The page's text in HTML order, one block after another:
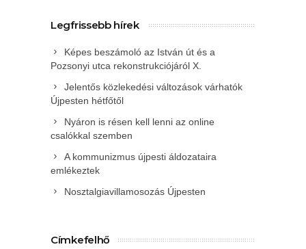
Legfrissebb hírek
Képes beszámoló az István út és a
Pozsonyi utca rekonstrukciójáról X.
Jelentős közlekedési változások várhatók
Újpesten hétfőtől
Nyáron is résen kell lenni az online
csalókkal szemben
A kommunizmus újpesti áldozataira
emlékeztek
Nosztalgiavillamosozás Újpesten
Címkefelhő